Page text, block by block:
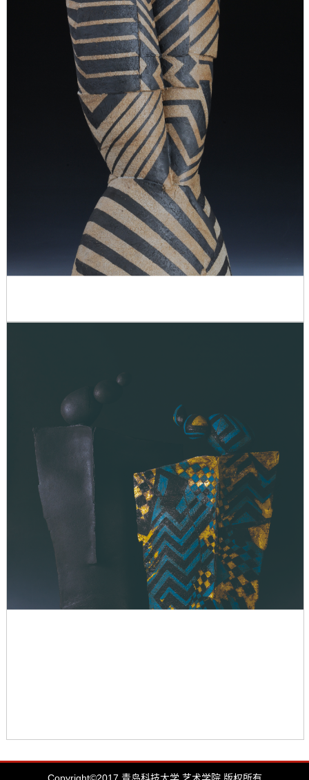
Copyright©2017 青岛科技大学 艺术学院 版权所有